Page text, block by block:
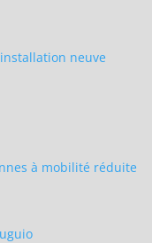
neuve
à mobilité réduite